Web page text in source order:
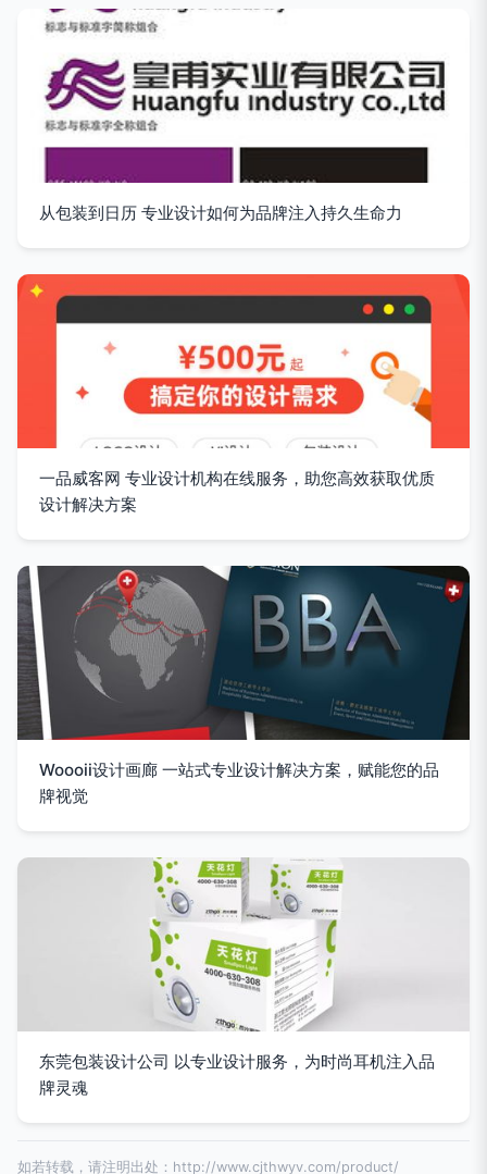
从包装到日历 专业设计如何为品牌注入持久生命力
一品威客网 专业设计机构在线服务，助您高效获取优质
设计解决方案
Woooii设计画廊 一站式专业设计解决方案，赋能您的品
牌视觉
东莞包装设计公司 以专业设计服务，为时尚耳机注入品
牌灵魂
如若转载，请注明出处：http://www.cjthwyv.com/product/